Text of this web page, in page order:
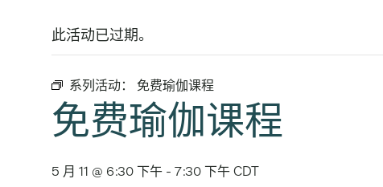
此活动已过期。
系列活动： 免费瑜伽课程
免费瑜伽课程
5 月 11 @ 6:30 下午 - 7:30 下午CDT